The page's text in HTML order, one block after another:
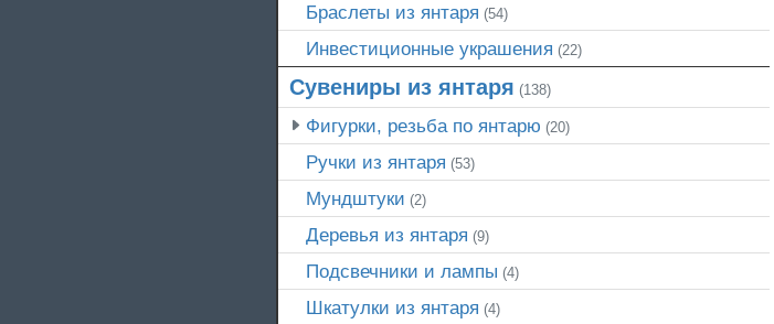
Браслеты из янтаря (54)
Инвестиционные украшения (22)
Сувениры из янтаря (138)
Фигурки, резьба по янтарю (20)
Ручки из янтаря (53)
Мундштуки (2)
Деревья из янтаря (9)
Подсвечники и лампы (4)
Шкатулки из янтаря (4)